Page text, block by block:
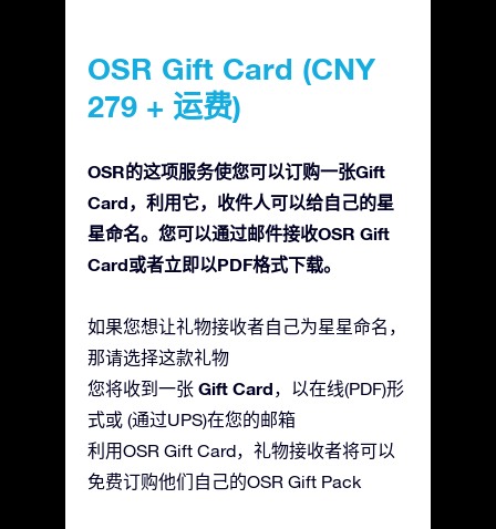
OSR Gift Card (CNY
279 + 运费)
OSR的这项服务使您可以订购一张Gift
Card，利用它，收件人可以给自己的星
星命名。您可以通过邮件接收OSR Gift
Card或者立即以PDF格式下载。
如果您想让礼物接收者自己为星星命名，
那请选择这款礼物
您将收到一张 Gift Card，以在线(PDF)形
式或 (通过UPS)在您的邮箱
利用OSR Gift Card，礼物接收者将可以
免费订购他们自己的OSR Gift Pack